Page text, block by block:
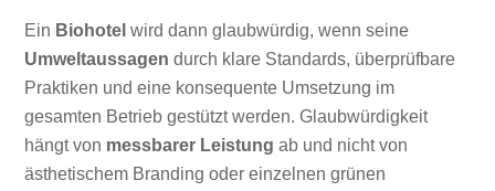
Ein Biohotel wird dann glaubwürdig, wenn seine
Umweltaussagen durch klare Standards, überprüfbare
Praktiken und eine konsequente Umsetzung im
gesamten Betrieb gestützt werden. Glaubwürdigkeit
hängt von messbarer Leistung ab und nicht von
ästhetischem Branding oder einzelnen grünen